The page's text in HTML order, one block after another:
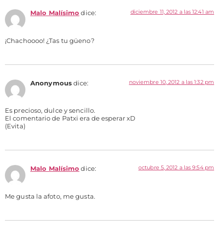
Malo Malísimo dice: diciembre 11, 2012 a las 12:41 am
¡Chachoooo! ¿Tas tu güeno?
Anonymous dice: noviembre 10, 2012 a las 1:32 pm
Es precioso, dulce y sencillo.
El comentario de Patxi era de esperar xD
(Evita)
Malo Malísimo dice: octubre 5, 2012 a las 9:54 pm
Me gusta la afoto, me gusta.